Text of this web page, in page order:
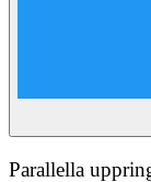
Parallella